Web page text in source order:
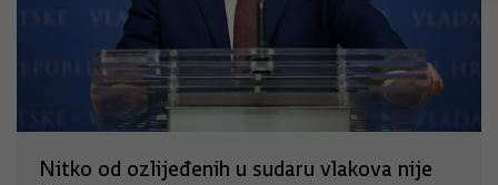
Nitko od ozlijeđenih u sudaru vlakova nije